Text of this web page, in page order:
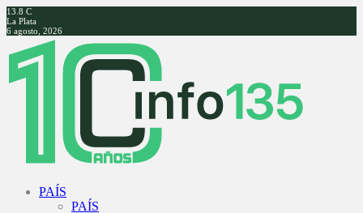
13.8 C
La Plata
6 agosto, 2026
Facebook
Twitter
Instagram
Youtube
PAÍS
PAÍS